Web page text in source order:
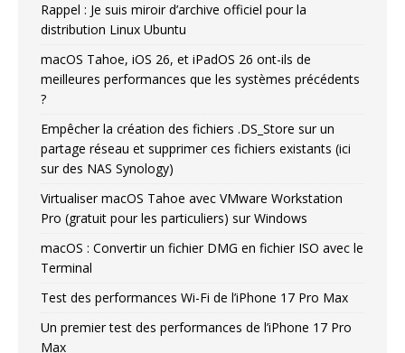
Rappel : Je suis miroir d’archive officiel pour la
distribution Linux Ubuntu
macOS Tahoe, iOS 26, et iPadOS 26 ont-ils de
meilleures performances que les systèmes précédents
?
Empêcher la création des fichiers .DS_Store sur un
partage réseau et supprimer ces fichiers existants (ici
sur des NAS Synology)
Virtualiser macOS Tahoe avec VMware Workstation
Pro (gratuit pour les particuliers) sur Windows
macOS : Convertir un fichier DMG en fichier ISO avec le
Terminal
Test des performances Wi-Fi de l’iPhone 17 Pro Max
Un premier test des performances de l’iPhone 17 Pro
Max